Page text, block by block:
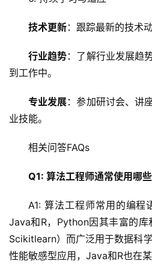
教
C
站
运
维
技术更新：跟踪最新的技术
行业趋势：了解行业发展趋
到工作中。
专业发展：参加研讨会、讲
业技能。
相关问答FAQs
Q1: 算法工程师通常使用哪些
A1: 算法工程师常用的编程
Java和R，Python因其丰富的
Scikitlearn）而广泛用于数据科
性能敏感型应用，Java和R也在